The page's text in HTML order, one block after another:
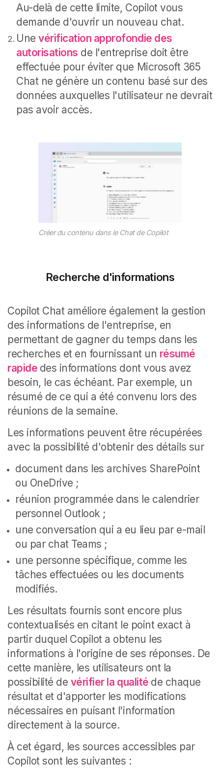
Au-delà de cette limite, Copilot vous
demande d'ouvrir un nouveau chat.
Unevérification approfondie des
autorisations de l'entreprise doit être
effectuée pour éviter que Microsoft 365
Chat ne génère un contenu basé sur des
données auxquelles l'utilisateur ne devrait
pas avoir accès.
Créer du contenu dans le Chat de Copilot
Recherche d'informations
Copilot Chat améliore également la gestion
des informations de l'entreprise, en
permettant de gagner du temps dans les
recherches et en fournissant un résumé
rapide des informations dont vous avez
besoin, le cas échéant. Par exemple, un
résumé de ce qui a été convenu lors des
réunions de la semaine.
Les informations peuvent être récupérées
avec la possibilité d'obtenir des détails sur
document dans les archives SharePoint
ou OneDrive ;
réunion programmée dans le calendrier
personnel Outlook ;
une conversation qui a eu lieu par e-mail
ou par chat Teams ;
une personne spécifique, comme les
tâches effectuées ou les documents
modifiés.
Les résultats fournis sont encore plus
contextualisés en citant le point exact à
partir duquel Copilot a obtenu les
informations à l'origine de ses réponses. De
cette manière, les utilisateurs ont la
possibilité de vérifier la qualité de chaque
résultat et d'apporter les modifications
nécessaires en puisant l'information
directement à la source.
À cet égard, les sources accessibles par
Copilot sont les suivantes :